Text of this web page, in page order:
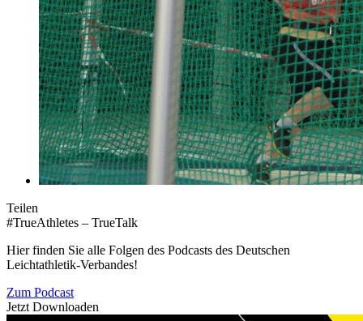
Teilen
#TrueAthletes – TrueTalk
Hier finden Sie alle Folgen des Podcasts des Deutschen
Leichtathletik-Verbandes!
Zum Podcast
Jetzt Downloaden